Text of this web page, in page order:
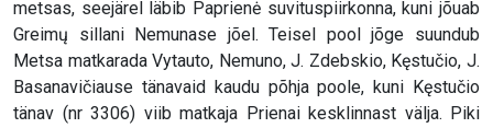
metsas, seejärel läbib Paprienė suvituspiirkonna, kuni jõuab
Greimų sillani Nemunase jõel. Teisel pool jõge suundub
Metsa matkarada Vytauto, Nemuno, J. Zdebskio, Kęstučio, J.
Basanavičiause tänavaid kaudu põhja poole, kuni Kęstučio
tänav (nr 3306) viib matkaja Prienai kesklinnast välja. Piki